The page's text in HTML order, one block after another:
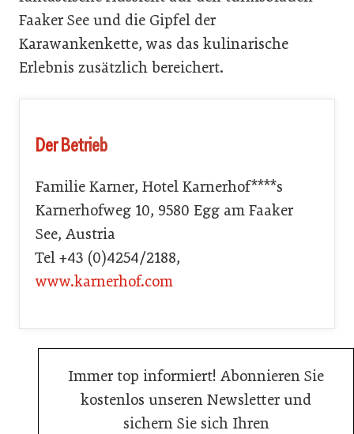
Faaker See und die Gipfel der
Karawankenkette, was das kulinarische
Erlebnis zusätzlich bereichert.
Der Betrieb
Familie Karner, Hotel Karnerhof****s
Karnerhofweg 10, 9580 Egg am Faaker
See, Austria
Tel +43 (0)4254/2188,
www.karnerhof.com
Immer top informiert! Abonnieren Sie
kostenlos unseren Newsletter und
sichern Sie sich Ihren